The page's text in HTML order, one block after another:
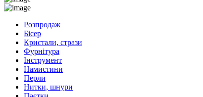
Розпродаж
Бісер
Кристали, стрази
Фурнітура
Інструмент
Намистини
Перли
Нитки, шнури